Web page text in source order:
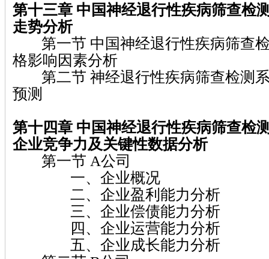
第十三章 中国神经退行性疾病筛查检
走势分析
第一节 中国神经退行性疾病筛查
格影响因素分析
第二节 神经退行性疾病筛查检测
预测
第十四章 中国神经退行性疾病筛查检
企业竞争力及关键性数据分析
第一节 A公司
一、企业概况
二、企业盈利能力分析
三、企业偿债能力分析
四、企业运营能力分析
五、企业成长能力分析